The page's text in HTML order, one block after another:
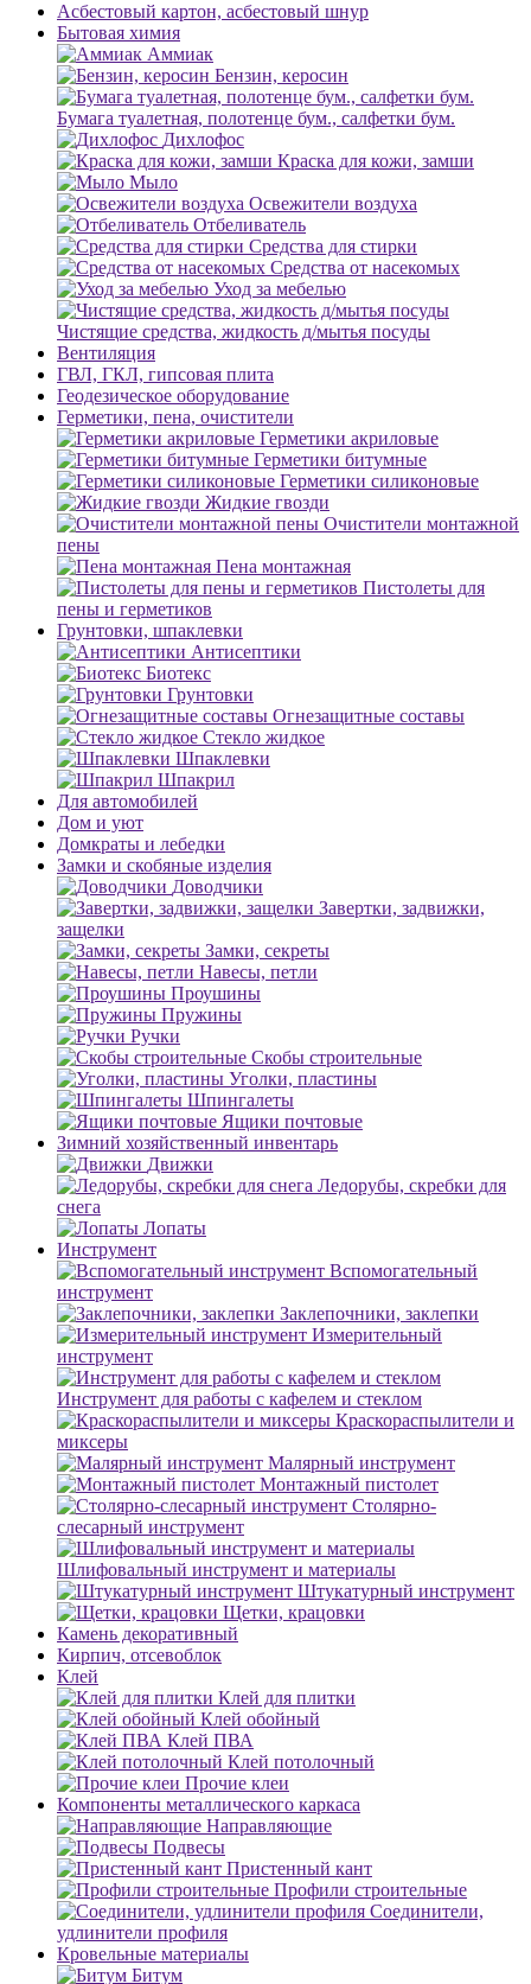
Асбестовый картон, асбестовый шнур
Бытовая химия
Аммиак
Бензин, керосин
Бумага туалетная, полотенце бум., салфетки бум.
Дихлофос
Краска для кожи, замши
Мыло
Освежители воздуха
Отбеливатель
Средства для стирки
Средства от насекомых
Уход за мебелью
Чистящие средства, жидкость д/мытья посуды
Вентиляция
ГВЛ, ГКЛ, гипсовая плита
Геодезическое оборудование
Герметики, пена, очистители
Герметики акриловые
Герметики битумные
Герметики силиконовые
Жидкие гвозди
Очистители монтажной
пены
Пена монтажная
Пистолеты для
пены и герметиков
Грунтовки, шпаклевки
Антисептики
Биотекс
Грунтовки
Огнезащитные составы
Стекло жидкое
Шпаклевки
Шпакрил
Для автомобилей
Дом и уют
Домкраты и лебедки
Замки и скобяные изделия
Доводчики
Завертки, задвижки,
защелки
Замки, секреты
Навесы, петли
Проушины
Пружины
Ручки
Скобы строительные
Уголки, пластины
Шпингалеты
Ящики почтовые
Зимний хозяйственный инвентарь
Движки
Ледорубы, скребки для
снега
Лопаты
Инструмент
Вспомогательный
инструмент
Заклепочники, заклепки
Измерительный
инструмент
Инструмент для работы с кафелем и стеклом
Краскораспылители и
миксеры
Малярный инструмент
Монтажный пистолет
Столярно-
слесарный инструмент
Шлифовальный инструмент и материалы
Штукатурный инструмент
Щетки, крацовки
Камень декоративный
Кирпич, отсевоблок
Клей
Клей для плитки
Клей обойный
Клей ПВА
Клей потолочный
Прочие клеи
Компоненты металлического каркаса
Направляющие
Подвесы
Пристенный кант
Профили строительные
Соединители,
удлинители профиля
Кровельные материалы
Битум